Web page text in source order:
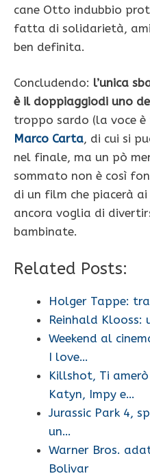
cane Otto indubbio
fatta di solidarietà,
ben definita.
Concludendo: l’unica
è il doppiaggiodi uno
troppo sardo (la voce
Marco Carta, di cui si
nel finale, ma un pò
sommato non è così
di un film che piacerà
ancora voglia di
bambinate.
Related Posts:
Holger Tappe:
Reinhald Klooss:
Weekend al
I love…
Killshot, Ti
Katyn, Impy e…
Jurassic Park 4,
un…
Warner Bros.
Bolivar